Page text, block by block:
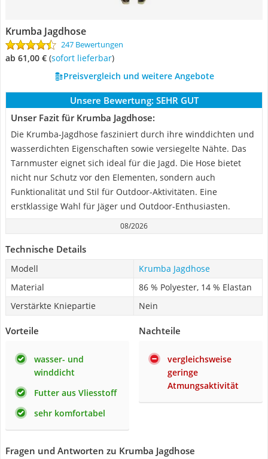
Krumba Jagdhose
247 Bewertungen
ab 61,00 € ( Sofort lieferbar)
Preisvergleich und weitere Angebote
Unsere Bewertung: SEHR GUT
Unser Fazit für Krumba Jagdhose:
Die Krumba-Jagdhose fasziniert durch ihre winddichten und
wasserdichten Eigenschaften sowie versiegelte Nähte. Das
Tarnmuster eignet sich ideal für die Jagd. Die Hose bietet
nicht nur Schutz vor den Elementen, sondern auch
Funktionalität und Stil für Outdoor-Aktivitäten. Eine
erstklassige Wahl für Jäger und Outdoor-Enthusiasten.
08/2026
Technische Details
Modell
Krumba Jagdhose
Material
86 % Polyester, 14 % Elastan
Verstärkte Kniepartie
Nein
Vorteile
wasser- und
winddicht
Futter aus Vliesstoff
sehr komfortabel
Nachteile
vergleichsweise
geringe
Atmungsaktivität
Fragen und Antworten zu Krumba Jagdhose